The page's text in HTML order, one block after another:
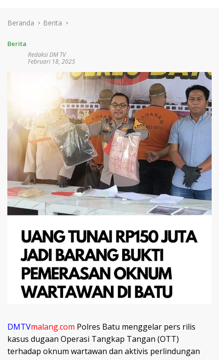
Beranda Berita
Berita
Redaksi DM TV
Februari 18, 2025
DMTVmalang.com Polres Batu menggelar pers rilis
kasus dugaan Operasi Tangkap Tangan (OTT)
terhadap oknum wartawan dan aktivis perlindungan